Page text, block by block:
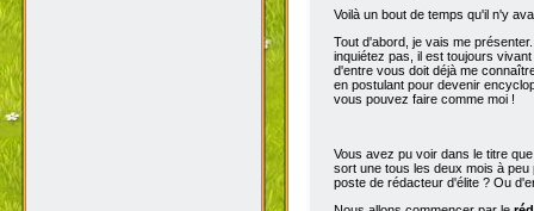
Voilà un bout de temps qu'il n'y
Tout d'abord, je vais me
inquiétez pas, il est toujours
d'entre vous doit déjà me
en postulant pour devenir
vous pouvez faire comme moi !
Vous avez pu voir dans le titre
sort une tous les deux mois à
poste de rédacteur d'élite ? Ou